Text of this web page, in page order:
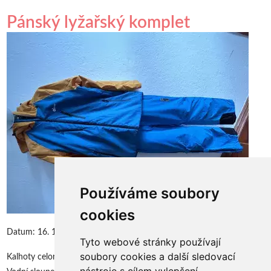
Používáme soubory
cookies
Tyto webové stránky používají
soubory cookies a další sledovací
Pánský lyžařský komplet
Datum: 16. 11. 2023
Kalhoty celorozepínací (přes kombinézu) velikost 2XL, bunda XL.